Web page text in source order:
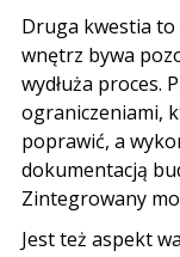
Druga kwestia to
wnętrz bywa
wydłuża proces.
ograniczeniami,
poprawić, a
dokumentacją
Zintegrowany
Jest też aspekt